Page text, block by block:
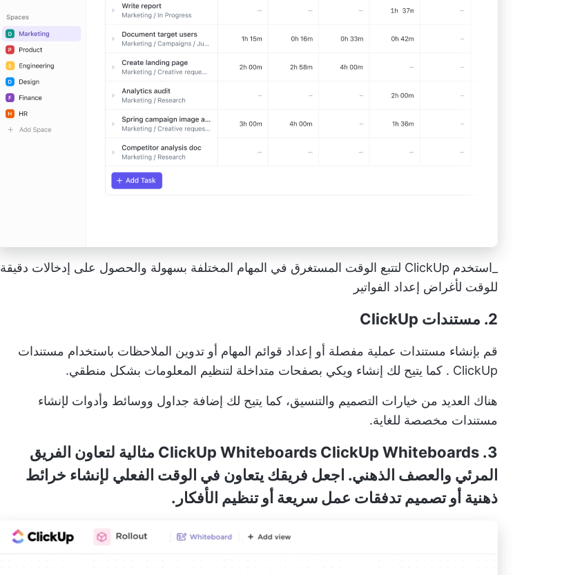
_استخدم ClickUp لتتبع الوقت المستغرق في المهام المختلفة بسهولة والحصول على إدخالات دقيقة
للوقت لأغراض إعداد الفواتير
2. مستندات ClickUp
قم بإنشاء مستندات عملية مفصلة أو إعداد قوائم المهام أو تدوين الملاحظات باستخدام مستندات
ClickUp . كما يتيح لك إنشاء ويكي بصفحات متداخلة لتنظيم المعلومات بشكل منطقي.
هناك العديد من خيارات التصميم والتنسيق، كما يتيح لك إضافة جداول ووسائط وأدوات لإنشاء
مستندات مخصصة للغاية.
3. ClickUp Whiteboards
ClickUp Whiteboards
مثالية لتعاون الفريق
المرئي والعصف الذهني. اجعل فريقك يتعاون في الوقت الفعلي لإنشاء خرائط
ذهنية أو تصميم تدفقات عمل سريعة أو تنظيم الأفكار.